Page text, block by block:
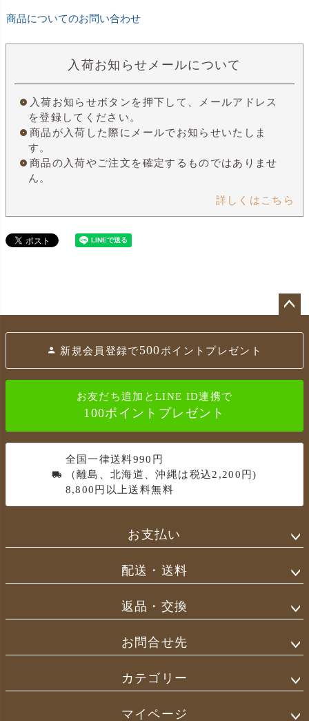
商品についてのお問い合わせ
入荷お知らせメールについて
入荷お知らせボタンを押下して、メールアドレス
を登録してください。
商品が入荷した際にメールでお知らせいたしま
す。
商品の入荷やご注文を確定するものではありませ
ん。
詳しくはこちら
ト
新規会員登録で500ポイントプレゼント
お友だち追加とLINE ID連携で
100ポイントプレゼント
全国一律送料990円
（離島、北海道、沖縄は税込2,200円)
8,800円以上送料無料
お支払い
配送・送料
返品・交換
お問合せ先
カテゴリー
マイページ